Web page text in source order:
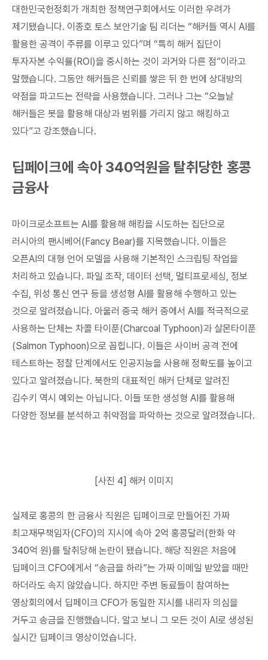
대한민국헌정회가 개최한 정책연구회에서도 이러한 우려가
제기됐습니다. 이종호 토스 보안기술 팀 리더는 “해커들 역시 AI를
활용한 공격이 주류를 이루고 있다”며 “특히 해커 집단이
투자자본 수익률(ROI)을 중시하는 것이 과거와 다른 점”이라고
말했습니다. 그동안 해커들은 신뢰를 쌓은 뒤 한 번에 상대방의
약점을 파고드는 전략을 사용했습니다. 그러나 그는 “오늘날
해커들은 봇을 활용해 대상과 범위를 가리지 않고 해킹하고
있다”고 강조했습니다.
딥페이크에 속아 340억원을 탈취당한 홍콩
금융사
마이크로소프트는 AI를 활용해 해킹을 시도하는 집단으로
러시아의 팬시베어(Fancy Bear)를 지목했습니다. 이들은
오픈AI의 대형 언어 모델을 사용해 기본적인 스크립팅 작업을
처리하고 있습니다. 파일 조작, 데이터 선택, 멀티프로세싱, 정보
수집, 위성 통신 연구 등을 생성형 AI를 활용해 수행하고 있는
것으로 알려졌습니다. 아울러 중국 해커 중에서 AI를 적극적으로
사용하는 단체는 차콜 타이푼(Charcoal Typhoon)과 살몬타이푼
(Salmon Typhoon)으로 꼽힙니다. 이들은 사이버 공격 전에
테스트하는 정찰 단계에서도 인공지능을 사용해 정확도를 높이고
있다고 알려졌습니다. 북한의 대표적인 해커 단체로 알려진
김수키 역시 예외는 아닙니다. 이들 또한 생성형 AI를 활용해
다양한 정보를 분석하고 취약점을 파악하는 것으로 알려졌습니다.
[사진 4] 해커 이미지
실제로 홍콩의 한 금융사 직원은 딥페이크로 만들어진 가짜
최고재무책임자(CFO)의 지시에 속아 2억 홍콩달러(한화 약
340억 원)를 탈취당해 논란이 됐습니다. 해당 직원은 처음에
딥페이크 CFO에게서 “송금을 하라”는 가짜 이메일 받았을 때만
하더라도 속지 않았습니다. 하지만 주변 동료들이 참여하는
영상회의에서 딥페이크 CFO가 동일한 지시를 내리자 의심을
거두고 송금을 진행했습니다. 알고 보니 그 모든 것이 AI로 생성된
실시간 딥페이크 영상이었습니다.